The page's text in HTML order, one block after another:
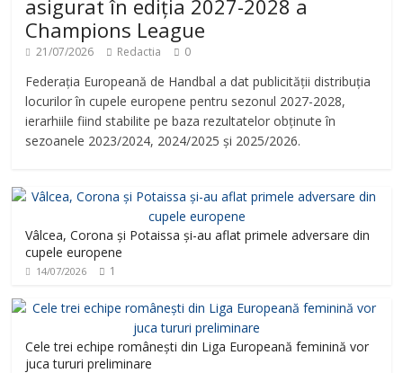
asigurat în ediția 2027-2028 a
Champions League
21/07/2026 Redactia 0
Federația Europeană de Handbal a dat publicității distribuția
locurilor în cupele europene pentru sezonul 2027-2028,
ierarhiile fiind stabilite pe baza rezultatelor obținute în
sezoanele 2023/2024, 2024/2025 și 2025/2026.
Vâlcea, Corona și Potaissa și-au aflat primele adversare din
cupele europene
14/07/2026 1
Cele trei echipe românești din Liga Europeană feminină vor
juca tururi preliminare